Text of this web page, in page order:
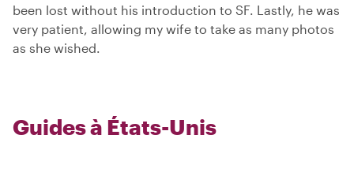
been lost without his introduction to SF. Lastly, he was
very patient, allowing my wife to take as many photos
as she wished.
Guides à États-Unis